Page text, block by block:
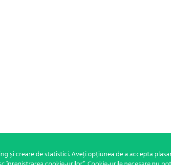
și creare de statistici. Aveți opțiunea de a accepta